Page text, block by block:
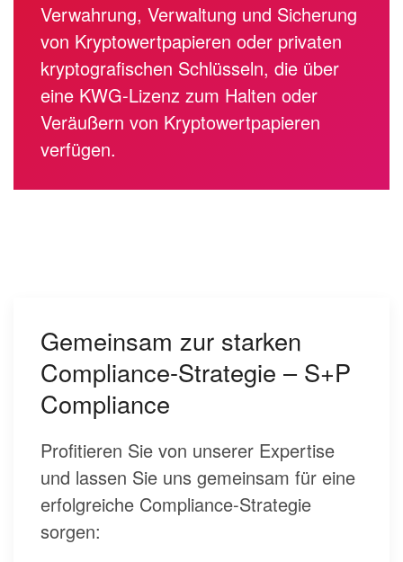
Verwahrung, Verwaltung und Sicherung
von Kryptowertpapieren oder privaten
kryptografischen Schlüsseln, die über
eine KWG-Lizenz zum Halten oder
Veräußern von Kryptowertpapieren
verfügen.
Gemeinsam zur starken
Compliance-Strategie – S+P
Compliance
Profitieren Sie von unserer Expertise
und lassen Sie uns gemeinsam für eine
erfolgreiche Compliance-Strategie
sorgen: